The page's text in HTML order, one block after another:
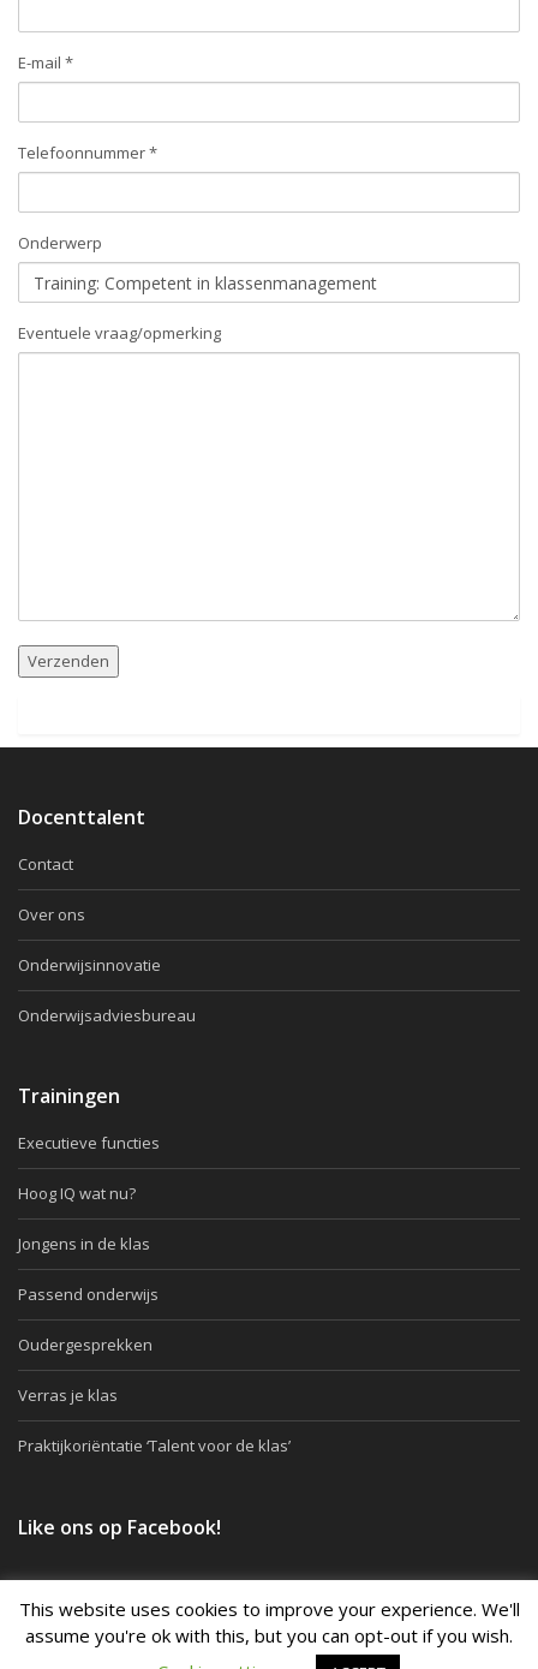
E-mail *
Telefoonnummer *
Onderwerp
Eventuele vraag/opmerking
Docenttalent
Contact
Over ons
Onderwijsinnovatie
Onderwijsadviesbureau
Trainingen
Executieve functies
Hoog IQ wat nu?
Jongens in de klas
Passend onderwijs
Oudergesprekken
Verras je klas
Praktijkoriëntatie ‘Talent voor de klas’
Like ons op Facebook!
This website uses cookies to improve your experience. We'll
assume you're ok with this, but you can opt-out if you wish.